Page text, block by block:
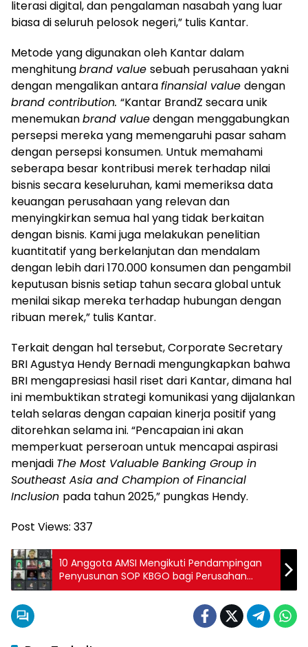
literasi digital, dan pengalaman nasabah yang luar
biasa di seluruh pelosok negeri,” tulis Kantar.
Metode yang digunakan oleh Kantar dalam
menghitungbrand value sebuah perusahaan yakni
dengan mengalikan antarafinansial value dengan
brand contribution. “Kantar BrandZ secara unik
menemukanbrand valuedengan menggabungkan
persepsi mereka yang memengaruhi pasar saham
dengan persepsi konsumen. Untuk memahami
seberapa besar kontribusi merek terhadap nilai
bisnis secara keseluruhan, kami memeriksa data
keuangan perusahaan yang relevan dan
menyingkirkan semua hal yang tidak berkaitan
dengan bisnis. Kami juga melakukan penelitian
kuantitatif yang berkelanjutan dan mendalam
dengan lebih dari 170.000 konsumen dan pengambil
keputusan bisnis setiap tahun secara global untuk
menilai sikap mereka terhadap hubungan dengan
ribuan merek,” tulis Kantar.
Terkait dengan hal tersebut, Corporate Secretary
BRI Agustya Hendy Bernadi mengungkapkan bahwa
BRI mengapresiasi hasil riset dari Kantar, dimana hal
ini membuktikan strategi komunikasi yang dijalankan
telah selaras dengan capaian kinerja positif yang
ditorehkan selama ini. “Pencapaian ini akan
memperkuat perseroan untuk mencapai aspirasi
menjadi The Most Valuable Banking Group in
Southeast Asia and Champion of Financial
Inclusion pada tahun 2025,” pungkas Hendy.
Post Views: 337
10 Anggota AMSI Mengikuti Pendampingan
Penyusunan SOP KBGO bagi Perusahan
Media